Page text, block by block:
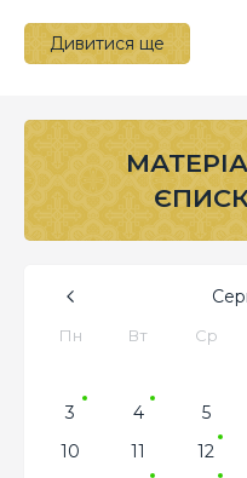
Дивитися ще
Пн Вт Ср
3
4 5
10
11 12